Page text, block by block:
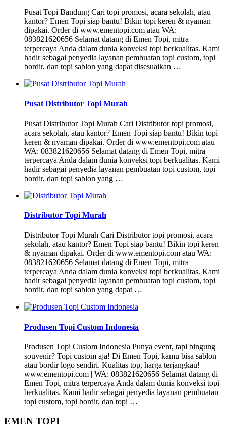
Pusat Topi Bandung Cari topi promosi, acara sekolah, atau
kantor? Emen Topi siap bantu! Bikin topi keren & nyaman
dipakai. Order di www.ementopi.com atau WA:
083821620656 Selamat datang di Emen Topi, mitra
terpercaya Anda dalam dunia konveksi topi berkualitas. Kami
hadir sebagai penyedia layanan pembuatan topi custom, topi
bordir, dan topi sablon yang dapat disesuaikan …
Pusat Distributor Topi Murah
Pusat Distributor Topi Murah Cari Distributor topi promosi,
acara sekolah, atau kantor? Emen Topi siap bantu! Bikin topi
keren & nyaman dipakai. Order di www.ementopi.com atau
WA: 083821620656 Selamat datang di Emen Topi, mitra
terpercaya Anda dalam dunia konveksi topi berkualitas. Kami
hadir sebagai penyedia layanan pembuatan topi custom, topi
bordir, dan topi sablon yang …
Distributor Topi Murah
Distributor Topi Murah Cari Distributor topi promosi, acara
sekolah, atau kantor? Emen Topi siap bantu! Bikin topi keren
& nyaman dipakai. Order di www.ementopi.com atau WA:
083821620656 Selamat datang di Emen Topi, mitra
terpercaya Anda dalam dunia konveksi topi berkualitas. Kami
hadir sebagai penyedia layanan pembuatan topi custom, topi
bordir, dan topi sablon yang dapat …
Produsen Topi Custom Indonesia
Produsen Topi Custom Indonesia Punya event, tapi bingung
souvenir? Topi custom aja! Di Emen Topi, kamu bisa sablon
atau bordir logo sendiri. Kualitas top, harga terjangkau!
www.ementopi.com | WA: 083821620656 Selamat datang di
Emen Topi, mitra terpercaya Anda dalam dunia konveksi topi
berkualitas. Kami hadir sebagai penyedia layanan pembuatan
topi custom, topi bordir, dan topi …
EMEN TOPI